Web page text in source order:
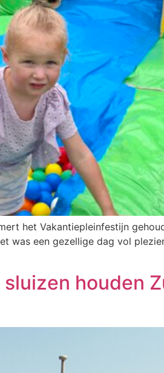
het Vakantiepleinfestijn
was een gezellige dag vol
houden